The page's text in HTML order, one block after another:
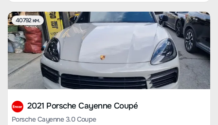
40792 км.
2021 Porsche Cayenne Coupé
Porsche Cayenne 3.0 Coupe